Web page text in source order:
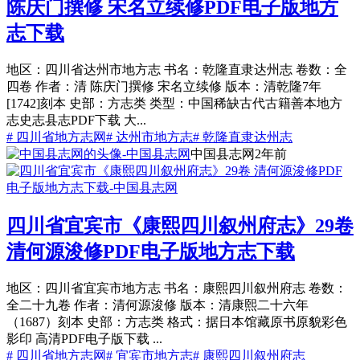
陈庆门撰修 宋名立续修PDF电子版地方
志下载
地区：四川省达州市地方志 书名：乾隆直隶达州志 卷数：全
四卷 作者：清 陈庆门撰修 宋名立续修 版本：清乾隆7年
[1742]刻本 史部：方志类 类型：中国稀缺古代古籍善本地方
志史志县志PDF下载 大...
# 四川省地方志网# 达州市地方志# 乾隆直隶达州志
中国县志网 2年前
四川省宜宾市《康熙四川叙州府志》29卷
清何源浚修PDF电子版地方志下载
地区：四川省宜宾市地方志 书名：康熙四川叙州府志 卷数：
全二十九卷 作者：清何源浚修 版本：清康熙二十六年
（1687）刻本 史部：方志类 格式：据日本馆藏原书原貌彩色
影印 高清PDF电子版下载 ...
# 四川省地方志网# 宜宾市地方志# 康熙四川叙州府志